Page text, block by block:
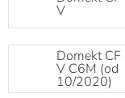
V
Domekt
V C6M (od
10/2020)